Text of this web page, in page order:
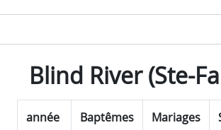
Blind River (Ste-
année Baptêmes Mariages